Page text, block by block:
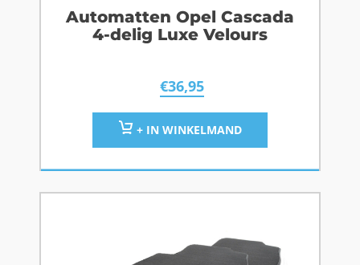
Automatten Opel Cascada
4-delig Luxe Velours
€36,95
+ IN WINKELMAND